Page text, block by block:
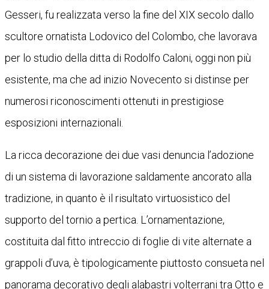
Gesseri, fu realizzata verso la fine del XIX secolo dallo
scultore ornatista Lodovico del Colombo, che lavorava
per lo studio della ditta di Rodolfo Caloni, oggi non più
esistente, ma che ad inizio Novecento si distinse per
numerosi riconoscimenti ottenuti in prestigiose
esposizioni internazionali.
La ricca decorazione dei due vasi denuncia l’adozione
di un sistema di lavorazione saldamente ancorato alla
tradizione, in quanto è il risultato virtuosistico del
supporto del tornio a pertica. L’ornamentazione,
costituita dal fitto intreccio di foglie di vite alternate a
grappoli d’uva, è tipologicamente piuttosto consueta nel
panorama decorativo degli alabastri volterrani tra Otto e